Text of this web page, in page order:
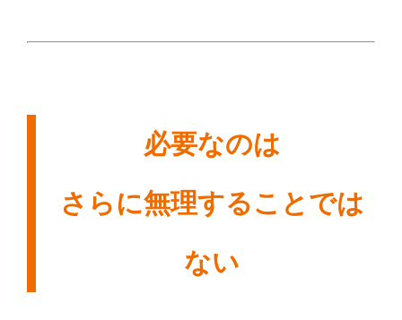
必要なのは
さらに無理することでは
ない